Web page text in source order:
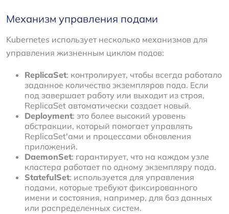
Механизм управления подами
Kubernetes использует несколько механизмов для
управления жизненным циклом подов:
ReplicaSet: контролирует, чтобы всегда работало
заданное количество экземпляров пода. Если
под завершает работу или выходит из строя,
ReplicaSet автоматически создает новый.
Deployment: это более высокий уровень
абстракции, который помогает управлять
ReplicaSet'ами и процессами обновления
приложений.
DaemonSet: гарантирует, что на каждом узле
кластера работает по одному экземпляру пода.
StatefulSet: используется для управления
подами, которые требуют фиксированного
имени и состояния, например, для баз данных
или распределенных систем.